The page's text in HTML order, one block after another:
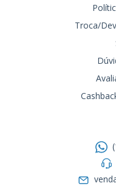
Troca/